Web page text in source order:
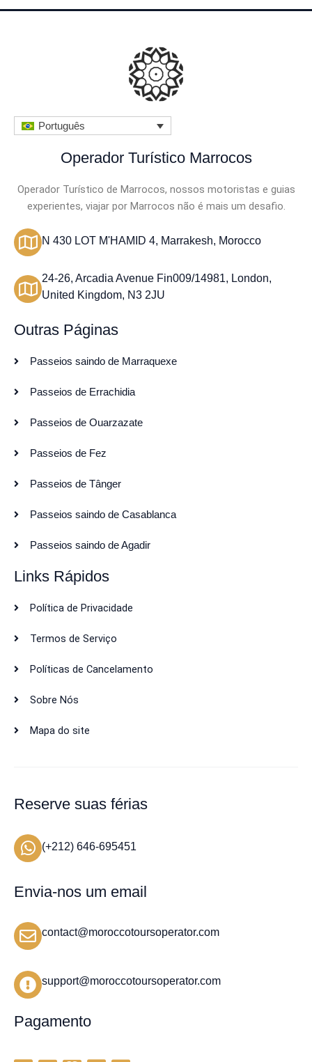
Português
Operador Turístico Marrocos
Operador Turístico de Marrocos, nossos motoristas e guias
experientes, viajar por Marrocos não é mais um desafio.
N 430 LOT M'HAMID 4, Marrakesh, Morocco
24-26, Arcadia Avenue Fin009/14981, London,
United Kingdom, N3 2JU
Outras Páginas
Passeios saindo de Marraquexe
Passeios de Errachidia
Passeios de Ouarzazate
Passeios de Fez
Passeios de Tânger
Passeios saindo de Casablanca
Passeios saindo de Agadir
Links Rápidos
Política de Privacidade
Termos de Serviço
Políticas de Cancelamento
Sobre Nós
Mapa do site
Reserve suas férias
(+212) 646-695451
Envia-nos um email
contact@moroccotoursoperator.com
support@moroccotoursoperator.com
Pagamento